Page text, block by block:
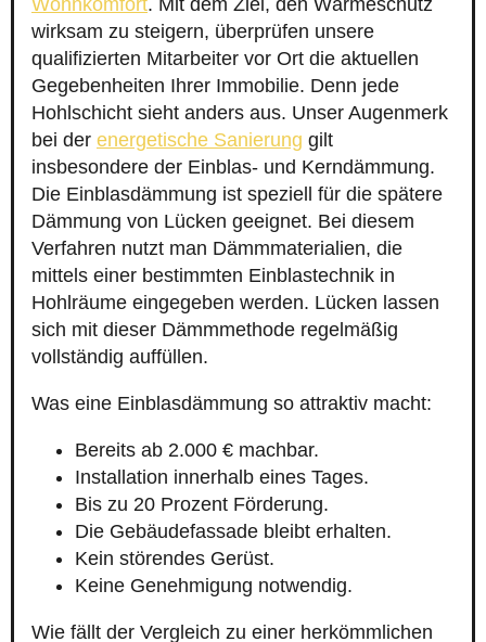
Wohnkomfort. Mit dem Ziel, den Wärmeschutz
wirksam zu steigern, überprüfen unsere
qualifizierten Mitarbeiter vor Ort die aktuellen
Gegebenheiten Ihrer Immobilie. Denn jede
Hohlschicht sieht anders aus. Unser Augenmerk
bei der energetische Sanierung gilt
insbesondere der Einblas- und Kerndämmung.
Die Einblasdämmung ist speziell für die spätere
Dämmung von Lücken geeignet. Bei diesem
Verfahren nutzt man Dämmmaterialien, die
mittels einer bestimmten Einblastechnik in
Hohlräume eingegeben werden. Lücken lassen
sich mit dieser Dämmmethode regelmäßig
vollständig auffüllen.
Was eine Einblasdämmung so attraktiv macht:
Bereits ab 2.000 € machbar.
Installation innerhalb eines Tages.
Bis zu 20 Prozent Förderung.
Die Gebäudefassade bleibt erhalten.
Kein störendes Gerüst.
Keine Genehmigung notwendig.
Wie fällt der Vergleich zu einer herkömmlichen